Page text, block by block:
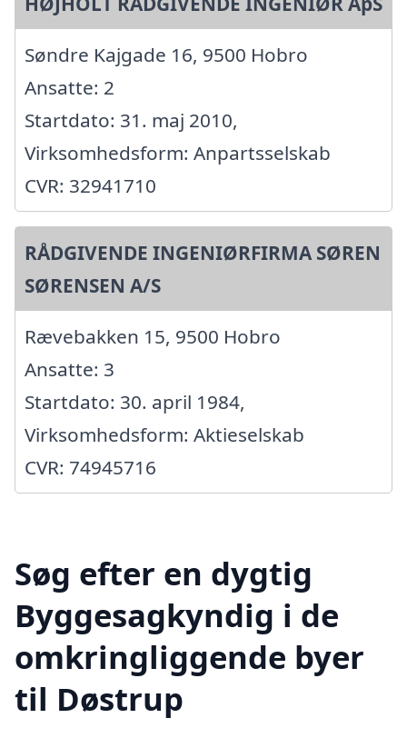
Søndre Kajgade 16, 9500 Hobro
Ansatte: 2
Startdato: 31. maj 2010,
Virksomhedsform: Anpartsselskab
CVR: 32941710
RÅDGIVENDE INGENIØRFIRMA SØREN
SØRENSEN A/S
Rævebakken 15, 9500 Hobro
Ansatte: 3
Startdato: 30. april 1984,
Virksomhedsform: Aktieselskab
CVR: 74945716
Søg efter en dygtig
Byggesagkyndig i de
omkringliggende byer
til Døstrup